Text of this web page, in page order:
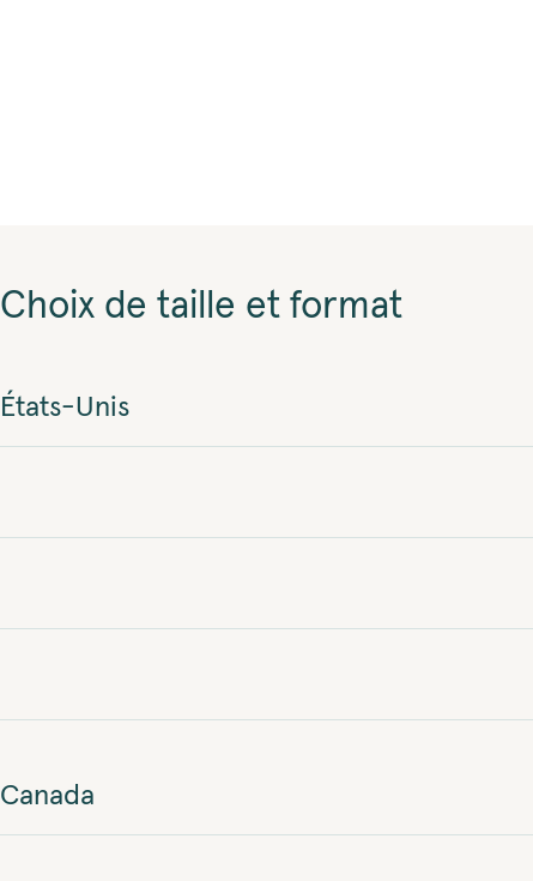
Choix de taille et format
États-Unis
Canada